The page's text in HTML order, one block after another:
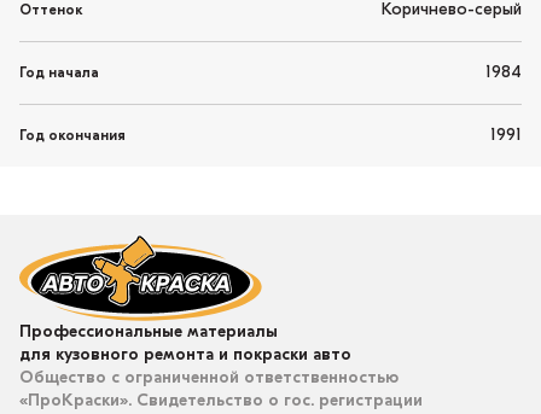
Оттенок Коричнево-серый
Год начала 1984
Год окончания 1991
Профессиональные материалы
для кузовного ремонта и покраски авто
Общество с ограниченной ответственностью
«ПроКраски». Свидетельство о гос. регистрации